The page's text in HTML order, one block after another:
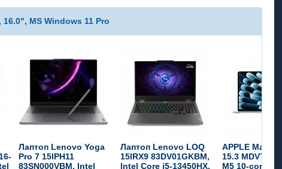
MS Windows 11 Pro
Лаптоп Lenovo Yoga
Pro 7 15IPH11
83SN000VBM, Intel
Лаптоп Lenovo LOQ
15IRX9 83DV01GKBM,
Intel Core i5-13450HX,
APPLE
15.3
M5 10-core,